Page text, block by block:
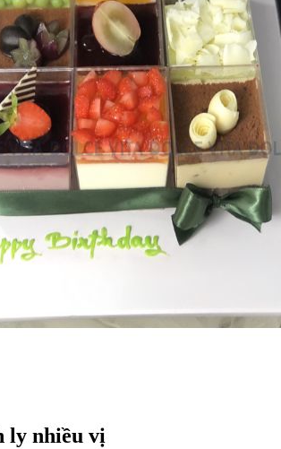
ly nhiều vị